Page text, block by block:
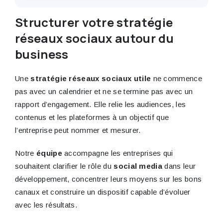
comptes cibles, trafic vers le site, conversions
assistées, demandes entrantes, qualité des
Structurer votre stratégie
réseaux sociaux autour du
business
Une stratégie réseaux sociaux utile ne commence
pas avec un calendrier et ne se termine pas avec un
rapport d’engagement. Elle relie les audiences, les
contenus et les plateformes à un objectif que
l’entreprise peut nommer et mesurer.
Notre équipe accompagne les entreprises qui
souhaitent clarifier le rôle du social media dans leur
développement, concentrer leurs moyens sur les bons
canaux et construire un dispositif capable d’évoluer
avec les résultats.